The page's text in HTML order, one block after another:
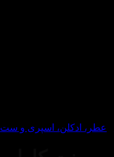
عطر، ادکلن، اسپری و ست